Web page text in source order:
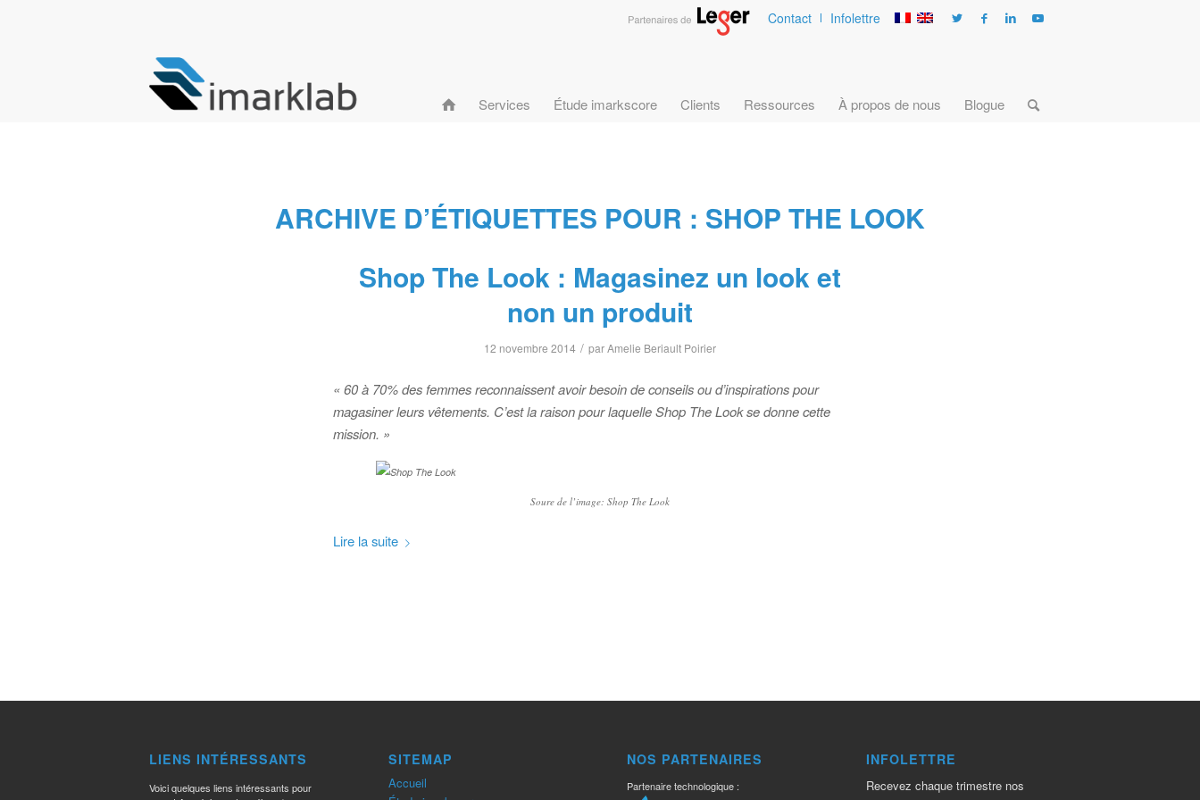
Contact Infolettre
Services Étude imarkscore Clients Ressources À propos de nous Blogue
ARCHIVE D’ÉTIQUETTES POUR : SHOP THE LOOK
Shop The Look : Magasinez un look et
non un produit
12 novembre 2014 / parAmelie Beriault Poirier
« 60 à 70% des femmes reconnaissent avoir besoin de conseils ou d’inspirations pour
magasiner leurs vêtements. C’est la raison pour laquelle Shop The Look se donne cette
mission. »
Soure de l’image: Shop The Look
Lire la suite
LIENS INTÉRESSANTS
Voici quelques liens intéressants pour
SITEMAP
Accueil
NOS PARTENAIRES
Partenaire technologique :
INFOLETTRE
Recevez chaque trimestre nos